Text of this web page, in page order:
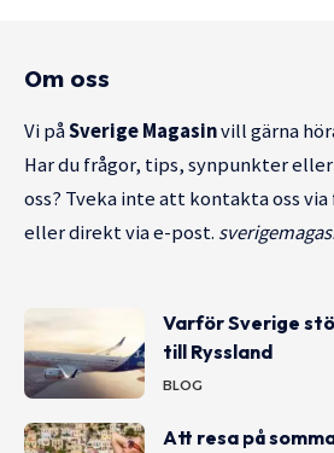
Om oss
Vi påSverige Magasinvill gärna
Har du frågor, tips, synpunkter
oss? Tveka inte att kontakta oss
eller direkt via e-post.
Varför Sverige
till Ryssland
BLOG
Att resa på